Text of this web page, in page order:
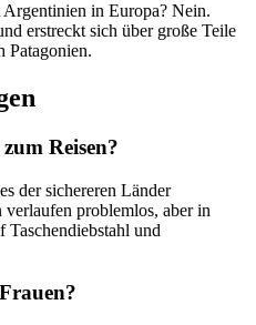
in Europa? Nein.
erstreckt sich über große Teile
Patagonien.
Reisen?
der sichereren Länder
verlaufen problemlos, aber in
Taschendiebstahl und